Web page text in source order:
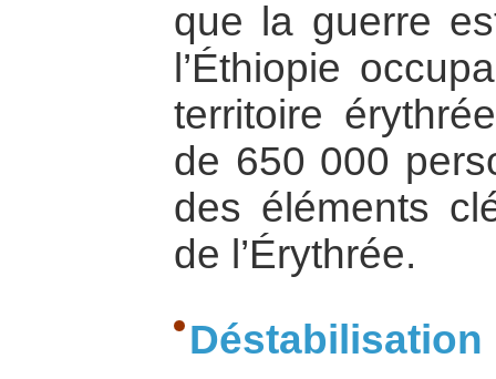
que la guerre
l’Éthiopie
territoire
de 650 000
des éléments
de l’Érythrée.
Déstabilisation